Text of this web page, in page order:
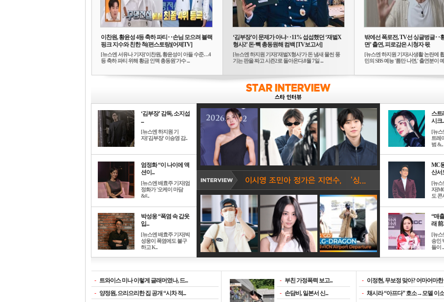
이찬원, 황윤성 4등 축하 파티‥손님 모으려 블랙
핑크 지수와 친한 척(편스토랑)[어제TV]
[뉴스엔 서유나 기자]'이찬원, 황윤성이 아들 수준…4
등 축하 파티 위해 황금 인맥 총동원'가수 ...
‘김부장’이 문제가 아냐‥11% 섭섭했던 ‘재벌X
형사2’ 돈·빽 총동원해 컴백 [TV보고서]
[뉴스엔 하지원 기자]'재벌X형사'가 돈 냄새 물씬 풍
기는 판을 짜고 시즌2로 돌아온다.8월 7일 ...
밖에선 폭로전, TV선 싱글벙글‥
면’ 출연, 피로감은 시청자 몫
[뉴스엔 하지원 기자]사생활 논란에
민의 SBS 예능 '틈만 나면,' 출연분이
‘김부장’ 감독, 소지섭
...
[뉴스엔 하지원 기
자]'김부장' 이승영 감..
엄정화 “이 나이에 액
션이...
[뉴스엔 배효주 기자]엄
정화가 '오케이 마담
&#..
박성웅 “폭염 속 갑옷
입...
[뉴스엔 배효주 기자]박
성웅이 폭염에도 불구
하고 K..
스트
시크
[뉴스
트레
범 &..
MC
산서
[뉴스
자
도 콘
“매
래 前
[뉴스
송인
들이 ..
- 트와이스 미나 이렇게 글래머였나, 드...
- 양정원, 으리으리한 집 공개 “시차 적...
- 부친 가정폭력 보고...
- 손담비, 일본서 신...
- 이정현, 무보정 맞아? 어마어마한
- 채시라 “아프다” 호소→모델 이소